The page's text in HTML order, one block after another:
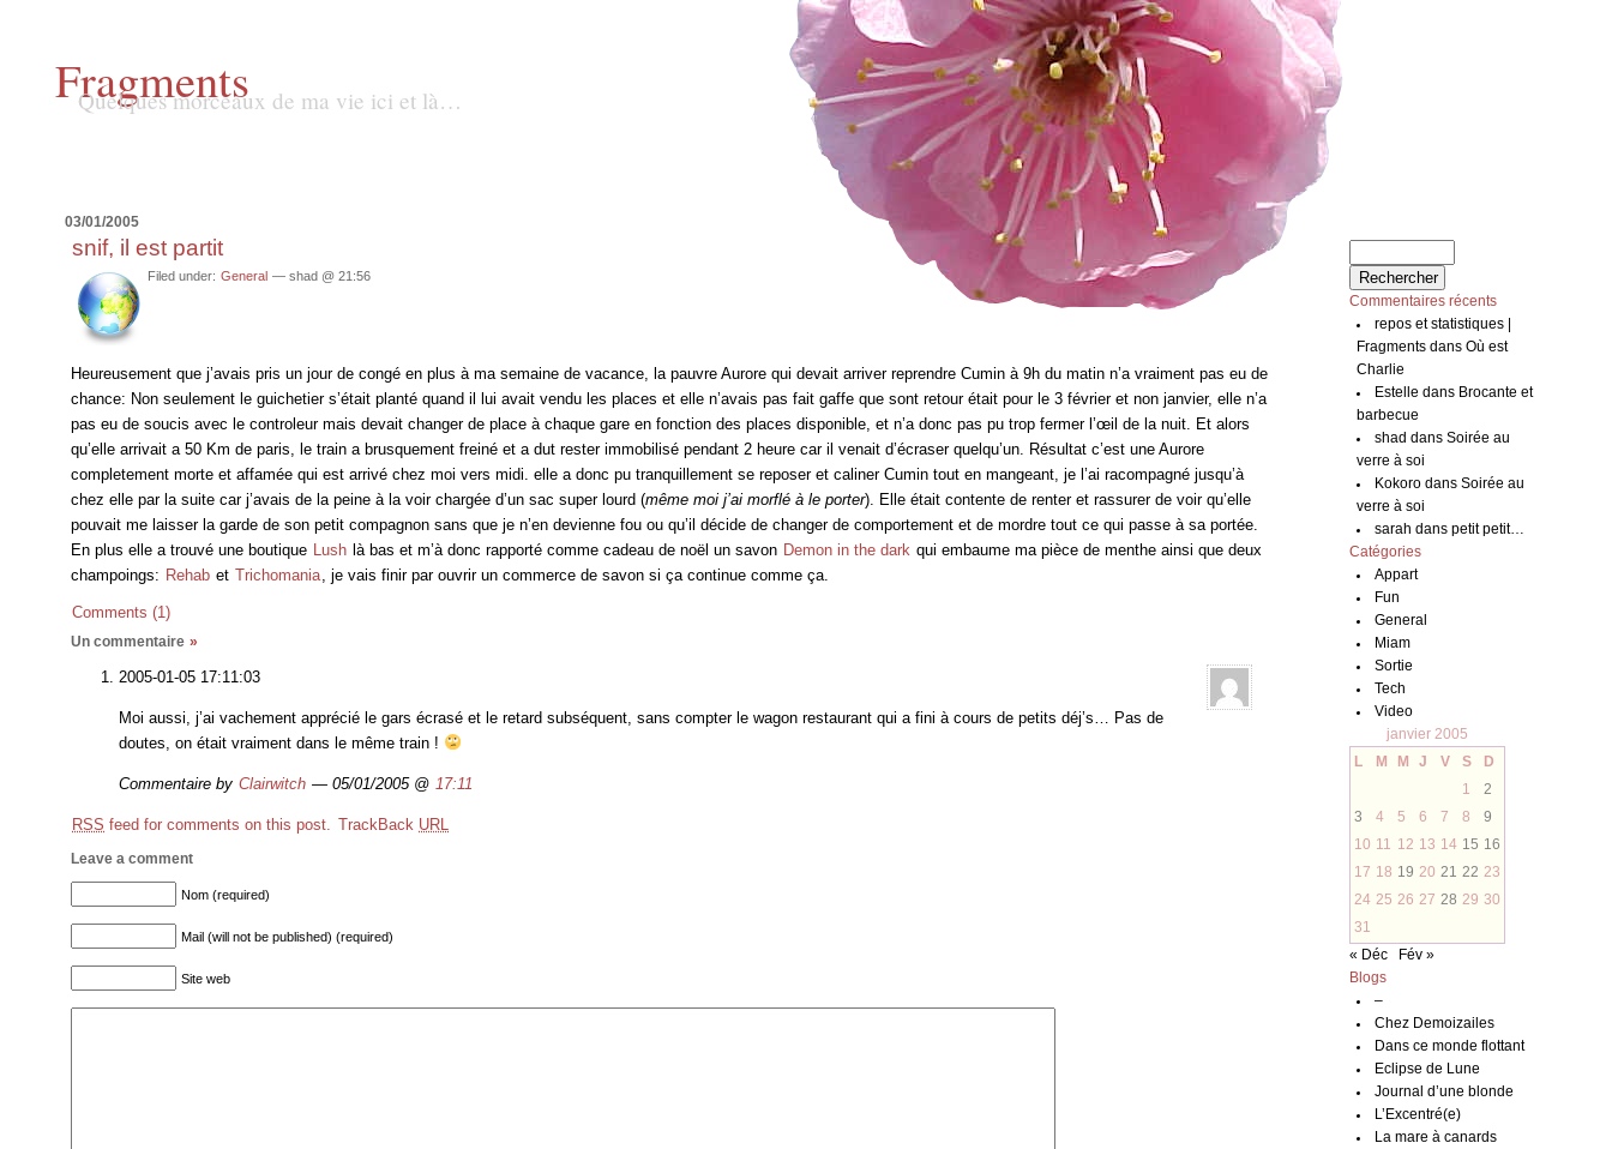
Fragments
Quelques morceaux de ma vie ici et là…
03/01/2005
snif, il est partit
Filed under: General — shad @ 21:56
Heureusement que j’avais pris un jour de congé en plus à ma semaine de vacance, la pauvre Aurore qui devait arriver reprendre Cumin à 9h du matin n’a vraiment pas eu de
chance: Non seulement le guichetier s’était planté quand il lui avait vendu les places et elle n’avais pas fait gaffe que sont retour était pour le 3 février et non janvier, elle n’a
pas eu de soucis avec le controleur mais devait changer de place à chaque gare en fonction des places disponible, et n’a donc pas pu trop fermer l’œil de la nuit. Et alors
qu’elle arrivait a 50 Km de paris, le train a brusquement freiné et a dut rester immobilisé pendant 2 heure car il venait d’écraser quelqu’un. Résultat c’est une Aurore
completement morte et affamée qui est arrivé chez moi vers midi. elle a donc pu tranquillement se reposer et caliner Cumin tout en mangeant, je l’ai racompagné jusqu’à
chez elle par la suite car j’avais de la peine à la voir chargée d’un sac super lourd (même moi j’ai morflé à le porter). Elle était contente de renter et rassurer de voir qu’elle
pouvait me laisser la garde de son petit compagnon sans que je n’en devienne fou ou qu’il décide de changer de comportement et de mordre tout ce qui passe à sa portée.
En plus elle a trouvé une boutique Lush là bas et m’à donc rapporté comme cadeau de noël un savon Demon in the dark qui embaume ma pièce de menthe ainsi que deux
champoings: Rehab et Trichomania, je vais finir par ouvrir un commerce de savon si ça continue comme ça.
Comments (1)
Un commentaire »
2005-01-05 17:11:03
Moi aussi, j’ai vachement apprécié le gars écrasé et le retard subséquent, sans compter le wagon restaurant qui a fini à cours de petits déj’s… Pas de
doutes, on était vraiment dans le même train !
Commentaire by Clairwitch — 05/01/2005 @ 17:11
RSS feed for comments on this post. TrackBack URL
Leave a comment
Nom (required)
Mail (will not be published) (required)
Site web
Commentaires récents
repos et statistiques |
Fragmentsdans Où est
Charlie
Estelle dans Brocante et
barbecue
shad dansSoirée au
verre à soi
Kokoro dansSoirée au
verre à soi
sarah danspetit petit…
Catégories
Appart
Fun
General
Miam
Sortie
Tech
Video
janvier 2005
L
M M J V S
D
1
2
3
4 5 6 7 8
9
10 11 12 13 14 15 16
17 18 19 20 21 22 23
24 25 26 27 28 29 30
31
« Déc
Fév »
Blogs
–
Chez Demoizailes
Dans ce monde flottant
Eclipse de Lune
Journal d’une blonde
L’Excentré(e)
La mare à canards